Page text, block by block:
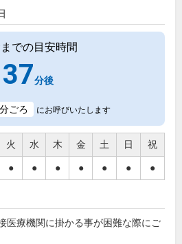
での目安時間
37分後
分ごろ にお呼びいたします
火 水 木 金 土 日 祝
● ● ● ● ● ● ●
医療機関に掛かる事が困難な際にご